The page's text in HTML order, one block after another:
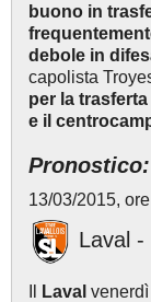
buono in
debole in
capolista
per la
e il
13/03/2015,
Laval
Laval